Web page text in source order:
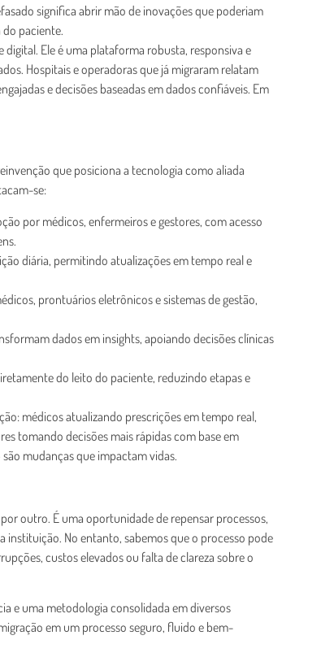
significa abrir mão de inovações que poderiam
paciente.
Ele é uma plataforma robusta, responsiva e
Hospitais e operadoras que já migraram relatam
e decisões baseadas em dados confiáveis. Em
que posiciona a tecnologia como aliada
se:
por médicos, enfermeiros e gestores, com acesso
diária, permitindo atualizações em tempo real e
prontuários eletrônicos e sistemas de gestão,
dados em insights, apoiando decisões clínicas
do leito do paciente, reduzindo etapas e
médicos atualizando prescrições em tempo real,
tomando decisões mais rápidas com base em
mudanças que impactam vidas.
outro. É uma oportunidade de repensar processos,
instituição. No entanto, sabemos que o processo pode
custos elevados ou falta de clareza sobre o
e uma metodologia consolidada em diversos
em um processo seguro, fluido e bem-